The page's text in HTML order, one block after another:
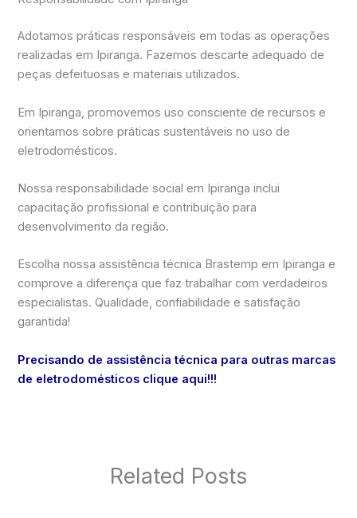
Adotamos práticas responsáveis em todas as operações
realizadas em Ipiranga. Fazemos descarte adequado de
peças defeituosas e materiais utilizados.
Em Ipiranga, promovemos uso consciente de recursos e
orientamos sobre práticas sustentáveis no uso de
eletrodomésticos.
Nossa responsabilidade social em Ipiranga inclui
capacitação profissional e contribuição para
desenvolvimento da região.
Escolha nossa assistência técnica Brastemp em Ipiranga e
comprove a diferença que faz trabalhar com verdadeiros
especialistas. Qualidade, confiabilidade e satisfação
garantida!
Precisando de assistência técnica para outras marcas
de eletrodomésticos clique aqui!!!
Related Posts